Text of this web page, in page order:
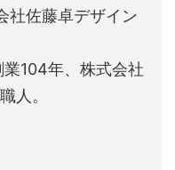
社佐藤卓デザイン
104年、株式会社
人。